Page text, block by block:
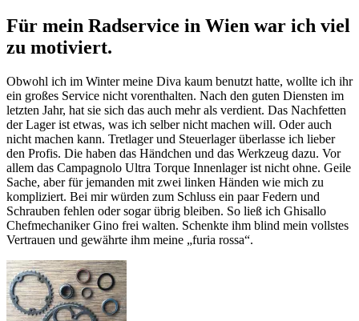
Für mein Radservice in Wien war ich viel
zu motiviert.
Obwohl ich im Winter meine Diva kaum benutzt hatte, wollte ich ihr
ein großes Service nicht vorenthalten. Nach den guten Diensten im
letzten Jahr, hat sie sich das auch mehr als verdient. Das Nachfetten
der Lager ist etwas, was ich selber nicht machen will. Oder auch
nicht machen kann. Tretlager und Steuerlager überlasse ich lieber
den Profis. Die haben das Händchen und das Werkzeug dazu. Vor
allem das Campagnolo Ultra Torque Innenlager ist nicht ohne. Geile
Sache, aber für jemanden mit zwei linken Händen wie mich zu
kompliziert. Bei mir würden zum Schluss ein paar Federn und
Schrauben fehlen oder sogar übrig bleiben. So ließ ich Ghisallo
Chefmechaniker Gino frei walten. Schenkte ihm blind mein vollstes
Vertrauen und gewährte ihm meine „furia rossa“.